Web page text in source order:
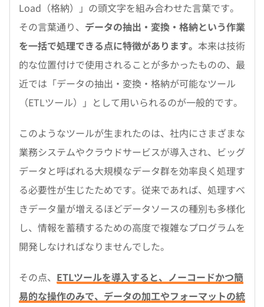
Load（格納）」の頭文字を組み合わせた言葉です。
その言葉通り、 データの抽出・変換・格納という作業
を一括で処理できる点に特徴があります。 本来は技術
的な位置付けで使用されることが多かったものの、最
近では「データの抽出・変換・格納が可能なツール
（ETLツール）」として用いられるのが一般的です。
このようなツールが生まれたのは、社内にさまざまな
業務システムやクラウドサービスが導入され、ビッグ
データと呼ばれる大規模なデータ群を効率良く処理す
る必要性が生じたためです。従来であれば、処理すべ
きデータ量が増えるほどデータソースの種別も多様化
し、情報を蓄積するための高度で複雑なプログラムを
開発しなければなりませんでした。
その点、 ETLツールを導入すると、ノーコードかつ簡
易的な操作のみで、データの加工やフォーマットの統